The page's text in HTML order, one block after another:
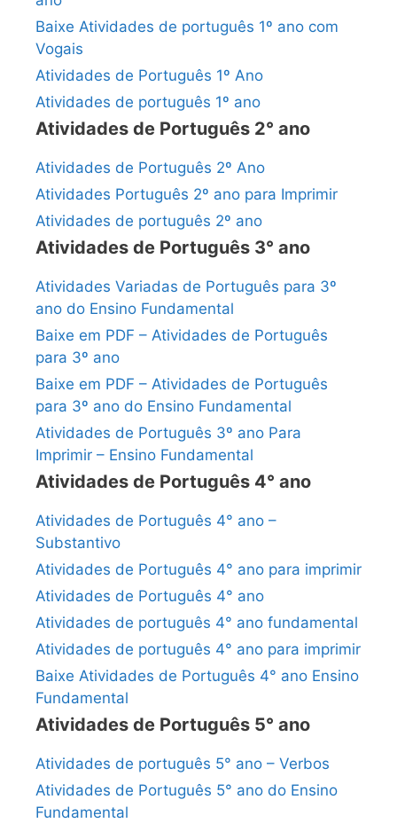
Baixe Atividades de português 1º ano com
Vogais
Atividades de Português 1º Ano
Atividades de português 1º ano
Atividades de Português 2° ano
Atividades de Português 2º Ano
Atividades Português 2º ano para Imprimir
Atividades de português 2º ano
Atividades de Português 3° ano
Atividades Variadas de Português para 3º
ano do Ensino Fundamental
Baixe em PDF – Atividades de Português
para 3º ano
Baixe em PDF – Atividades de Português
para 3º ano do Ensino Fundamental
Atividades de Português 3º ano Para
Imprimir – Ensino Fundamental
Atividades de Português 4° ano
Atividades de Português 4° ano –
Substantivo
Atividades de Português 4° ano para imprimir
Atividades de Português 4° ano
Atividades de português 4° ano fundamental
Atividades de português 4° ano para imprimir
Baixe Atividades de Português 4° ano Ensino
Fundamental
Atividades de Português 5° ano
Atividades de português 5° ano – Verbos
Atividades de Português 5° ano do Ensino
Fundamental